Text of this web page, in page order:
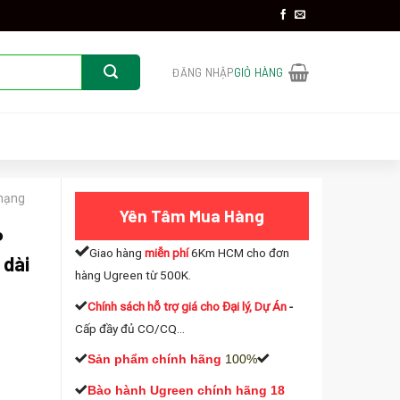
ĐĂNG NHẬPGIỎ HÀNG
dài
20165 Cao Cấp dài 15m(Gigabit-Black) số lượng
Yên Tâm Mua Hàng
Giao hàng miễn phí 6Km HCM cho đơn
hàng Ugreen từ 500K.
Chính sách hỗ trợ giá cho Đại lý, Dự Án-
Cấp đầy đủ CO/CQ...
Sản phẩm chính hãng 100%
Bào hành Ugreen chính hãng 18